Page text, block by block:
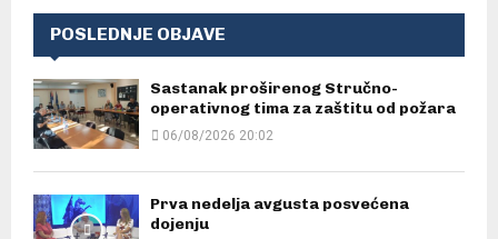
POSLEDNJE OBJAVE
Sastanak proširenog Stručno-
operativnog tima za zaštitu od požara
06/08/2026 20:02
Prva nedelja avgusta posvećena
dojenju